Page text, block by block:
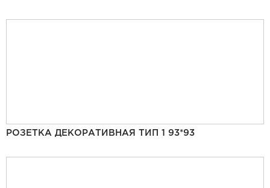
РОЗЕТКА ДЕКОРАТИВНАЯ ТИП 1 93*93